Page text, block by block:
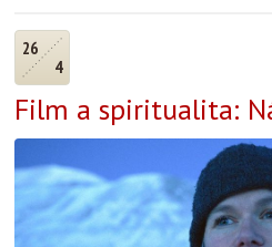
26
4
Film a spiritualita: